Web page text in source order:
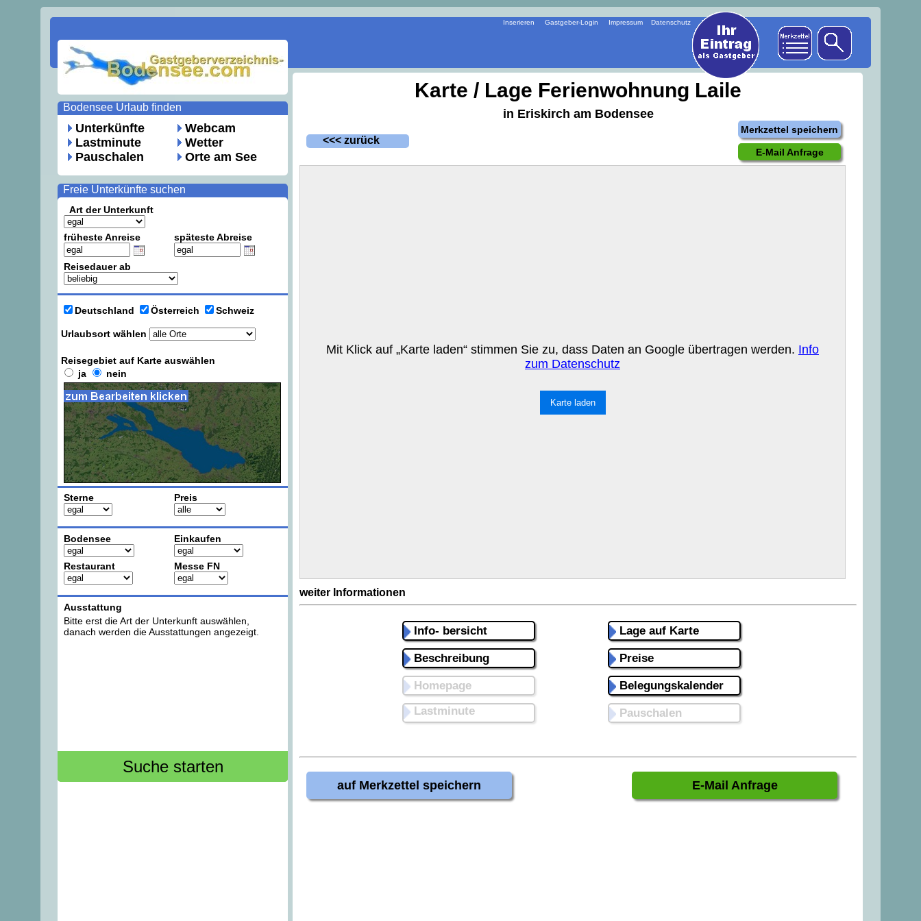
Unterkünfte
Lastminute
Pauschalen
Webcam
Wetter
Orte am See
Bodensee Urlaub finden
Art der Unterkunft
früheste Anreise späteste Abreise
Reisedauer ab
Urlaubsort wählen
Deutschland Österreich Schweiz
Reisegebiet auf Karte auswählen
ja
nein
Sterne Preis
Bodensee Einkaufen
Restaurant Messe FN
Ausstattung
Bitte erst die Art der Unterkunft auswählen,
danach werden die Ausstattungen angezeigt.
Freie Unterkünfte suchen
Karte / Lage Ferienwohnung Laile
in Eriskirch am Bodensee
<<< zurück
Mit Klick auf „Karte laden“ stimmen Sie zu, dass Daten an Google übertragen werden. Info
zum Datenschutz
Karte laden
weiter Informationen
Info- bersicht
Beschreibung
Homepage
Lastminute
Lage auf Karte
Preise
Belegungskalender
Pauschalen
auf Merkzettel speichern E-Mail Anfrage
Merkzettel speichern
E-Mail Anfrage
Inserieren Gastgeber-Login Impressum Datenschutz